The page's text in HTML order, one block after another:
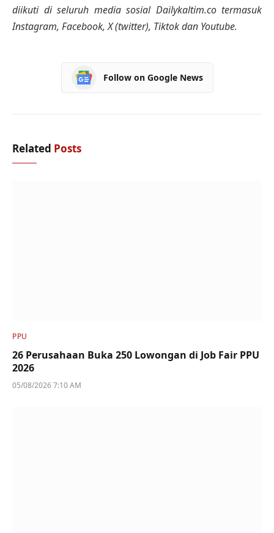
diikuti di seluruh media sosial Dailykaltim.co termasuk
Instagram, Facebook, X (twitter), Tiktok dan Youtube.
Follow on Google News
Related Posts
PPU
26 Perusahaan Buka 250 Lowongan di Job Fair PPU
2026
05/08/2026 7:10 AM